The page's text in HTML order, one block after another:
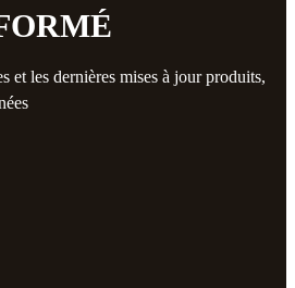
et les dernières mises à jour produits,